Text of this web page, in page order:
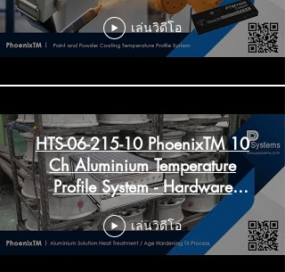
เล่นวิดีโอ
HTS-06-215-10 PhoenixTM 10
Ch Aluminium Temperature
Profile System - Hardware
Training l PP Systems
เล่นวิดีโอ